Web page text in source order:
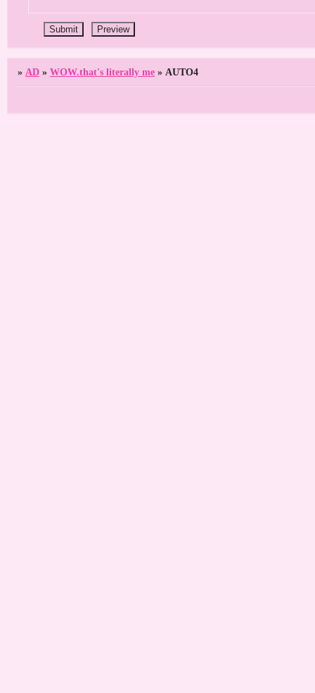
»AD »WOW.that's literally me »AUTO4